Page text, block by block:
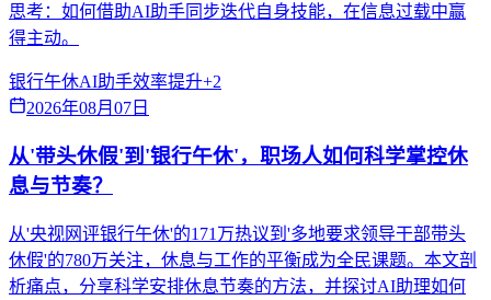
思考：如何借助AI助手同步迭代自身技能，在信息过载中赢
得主动。
银行午休AI助手效率提升+2
2026年08月07日
从'带头休假'到'银行午休'，职场人如何科学掌控休
息与节奏？
从'央视网评银行午休'的171万热议到'多地要求领导干部带头
休假'的780万关注，休息与工作的平衡成为全民课题。本文剖
析痛点，分享科学安排休息节奏的方法，并探讨AI助理如何